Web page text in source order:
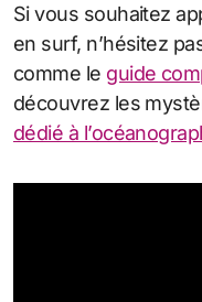
Si vous souhaitez
en surf, n’hésitez
comme le guide
découvrez les
dédié à